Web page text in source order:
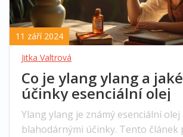
11 září 2024
Jitka Valtrová
Co je ylang ylang a
účinky esenciální olej
Ylang ylang je známý esenciální
blahodárnými účinky. Tento článek